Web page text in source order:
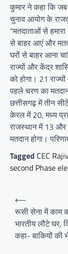
कुमार ने कहा कि जब
चुनाव आयोग के
“मतदाताओं से
से बाहर आएं और
घरों से बाहर आना
राज्यों और केंद्र
को होगा। 21
पहले चरण का
छत्तीसगढ़ में तीन
केरल में 20, मध्य
राजस्थान में 13 और
मतदान होगा।
Tagged CEC
second Phase
Post
navigation
⟵
रूसी सेना में काम
भारतीय लौटे घर,
कहा- बाकियों की